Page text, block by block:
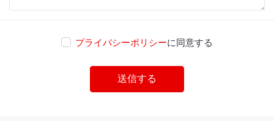
プライバシーポリシーに同意する